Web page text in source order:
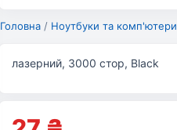
Головна / Ноутбуки та комп'ютери
лазерний, 3000 стор, Black